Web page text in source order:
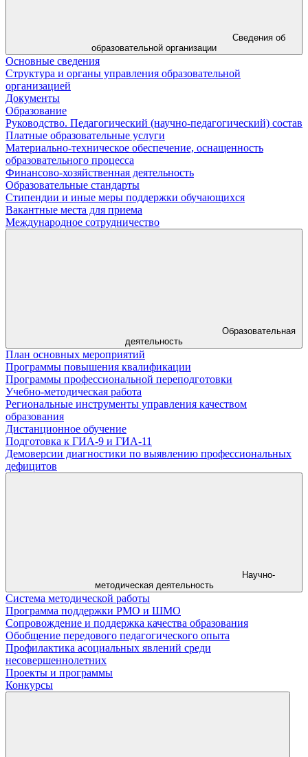
Сведения об
образовательной организации
Основные сведения
Структура и органы управления образовательной
организацией
Документы
Образование
Руководство. Педагогический (научно-педагогический) состав
Платные образовательные услуги
Материально-техническое обеспечение, оснащенность
образовательного процесса
Финансово-хозяйственная деятельность
Образовательные стандарты
Стипендии и иные меры поддержки обучающихся
Вакантные места для приема
Международное сотрудничество
Образовательная
деятельность
План основных мероприятий
Программы повышения квалификации
Программы профессиональной переподготовки
Учебно-методическая работа
Региональные инструменты управления качеством
образования
Дистанционное обучение
Подготовка к ГИА-9 и ГИА-11
Демоверсии диагностики по выявлению профессиональных
дефицитов
Научно-
методическая деятельность
Система методической работы
Программа поддержки РМО и ШМО
Сопровождение и поддержка качества образования
Обобщение передового педагогического опыта
Профилактика асоциальных явлений среди
несовершеннолетних
Проекты и программы
Конкурсы